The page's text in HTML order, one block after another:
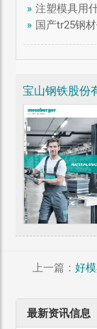
» 注塑模具用
» 国产tr25钢
宝山钢铁股份
上一篇： 好
最新资讯信息